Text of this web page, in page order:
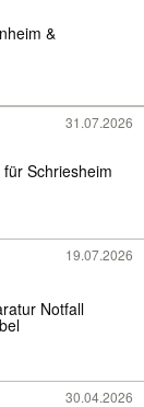
&
31.07.2026
Schriesheim
19.07.2026
Notfall
30.04.2026